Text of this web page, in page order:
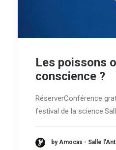
Les poissons
conscience ?
RéserverConférence
festival de la
by Amocas - Salle